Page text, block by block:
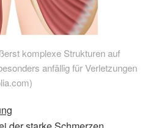
komplexe Strukturen auf
anfällig für Verletzungen